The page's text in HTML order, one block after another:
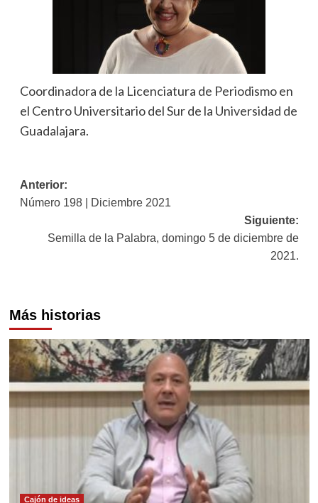
Coordinadora de la Licenciatura de Periodismo en
el Centro Universitario del Sur de la Universidad de
Guadalajara.
Navegación
de
entradas
Anterior:
Número 198 | Diciembre 2021
Siguiente:
Semilla de la Palabra, domingo 5 de diciembre de
2021.
Más historias
Cajón de ideas